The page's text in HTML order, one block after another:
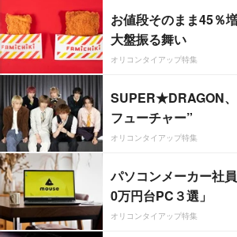
お値段そのまま45％
大盤振る舞い
オリコンタイアップ特集
SUPER★DRAGON
フューチャー”
オリコンタイアップ特集
パソコンメーカー社
0万円台PC３選」
オリコンタイアップ特集